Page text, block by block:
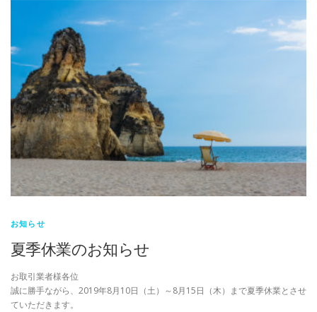
お知らせ
夏季休業のお知らせ
お取引業者様各位
誠に勝手ながら、2019年8月10日（土）～8月15日（木）まで夏季休業とさせ
ていただきます。